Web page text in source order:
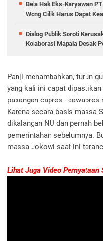
Bela Hak Eks-Karyawan
Wong Cilik Harus Dapat
Dialog Publik Soroti
Kolaborasi Mapala Desak
Panji menambahkan, turun
yang kali ini dapat
pasangan capres - cawapres
Karena secara basis massa
dikalangan NU dan pernah
pemerintahan sebelumnya.
massa Jokowi saat ini
Lihat Juga Video Pernyataan